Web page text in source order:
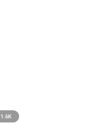
1.6K